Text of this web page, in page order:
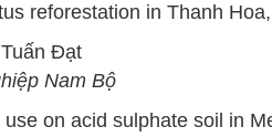
reforestation in Thanh
Đạt
Nam Bộ
on acid sulphate soil in